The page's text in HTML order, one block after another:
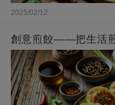
2025/02/12
創意煎餃——把生活